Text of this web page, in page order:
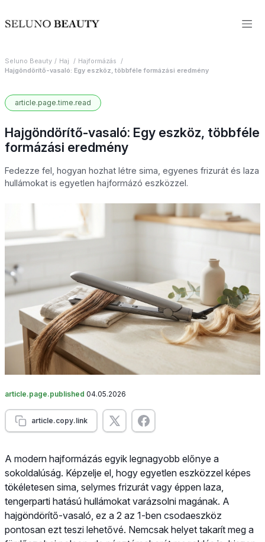
Seluno Beauty Haj
Hajformázás
Hajgöndörítő-vasaló: Egy eszköz, többféle formázási eredmény
article.page.time.read
Hajgöndörítő-vasaló: Egy eszköz, többféle
formázási eredmény
Fedezze fel, hogyan hozhat létre sima, egyenes frizurát és laza
hullámokat is egyetlen hajformázó eszközzel.
article.page.published 04.05.2026
article.copy.link
A modern hajformázás egyik legnagyobb előnye a
sokoldalúság. Képzelje el, hogy egyetlen eszközzel képes
tökéletesen sima, selymes frizurát vagy éppen laza,
tengerparti hatású hullámokat varázsolni magának. A
hajgöndörítő-vasaló, ez a 2 az 1-ben csodaeszköz
pontosan ezt teszi lehetővé. Nemcsak helyet takarít meg a